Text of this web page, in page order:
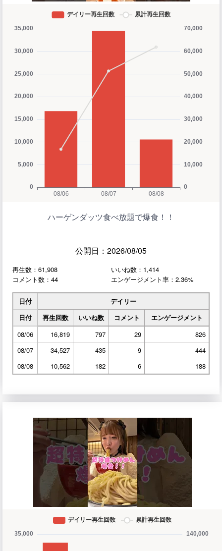
ハーゲンダッツ食べ放題で爆食！！
公開日：2026/08/05
再生数：61,908
いいね数：1,414
コメント数：44
エンゲージメント率：2.36%
日付
デイリー
日付
再生回数 いいね数 コメント
エンゲージメント
08/06
16,819 797 29
826
08/07
34,527 435 9
444
08/08
10,562 182 6 188